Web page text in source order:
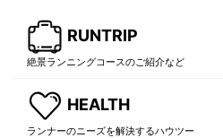
RUNTRIP
絶景ランニングコースのご紹介など
HEALTH
ランナーのニーズを解決するハウツー